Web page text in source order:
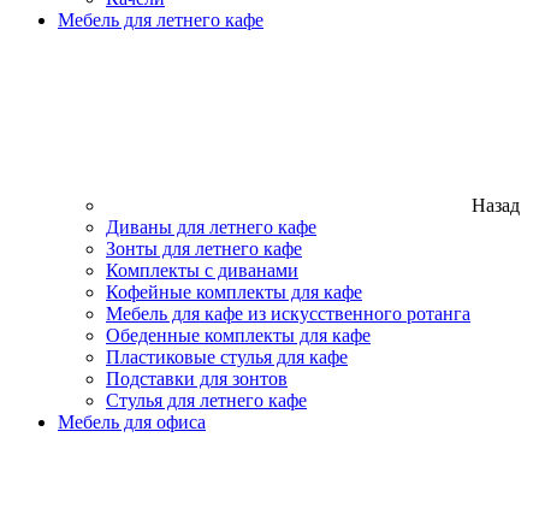
Мебель для летнего кафе
Назад
Диваны для летнего кафе
Зонты для летнего кафе
Комплекты с диванами
Кофейные комплекты для кафе
Мебель для кафе из искусственного ротанга
Обеденные комплекты для кафе
Пластиковые стулья для кафе
Подставки для зонтов
Стулья для летнего кафе
Мебель для офиса